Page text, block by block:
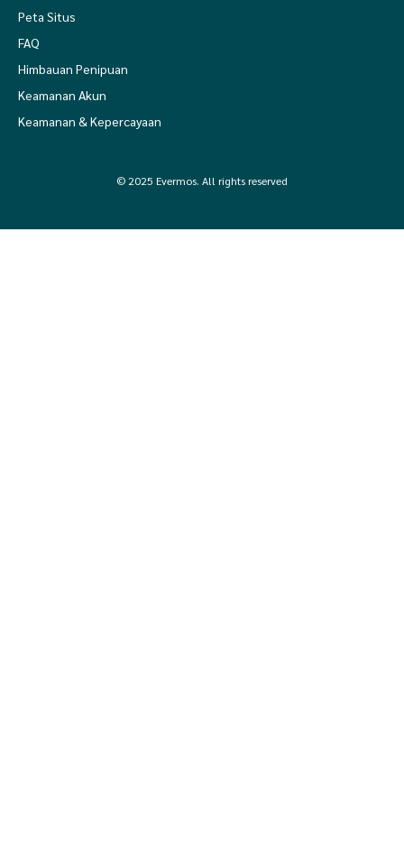
Peta Situs
FAQ
Himbauan Penipuan
Keamanan Akun
Keamanan & Kepercayaan
© 2025 Evermos. All rights reserved